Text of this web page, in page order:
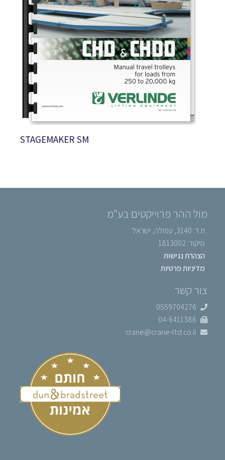
STAGEMAKER SM
מול ההר פרוייקטים בע"מ
ת.ד: 3140, עפולה, ישראל
מיקוד: 1813002
הצהרת נגישות
מדיניות פרטיות
צור קשר
0559704276
04-6411386
crane@crane-ltd.co.il